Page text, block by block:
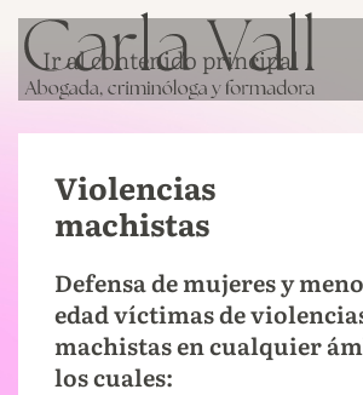
Ir al contenido principal
Violencias
machistas
Defensa de mujeres y
edad víctimas de
machistas en cualquier
los cuales: